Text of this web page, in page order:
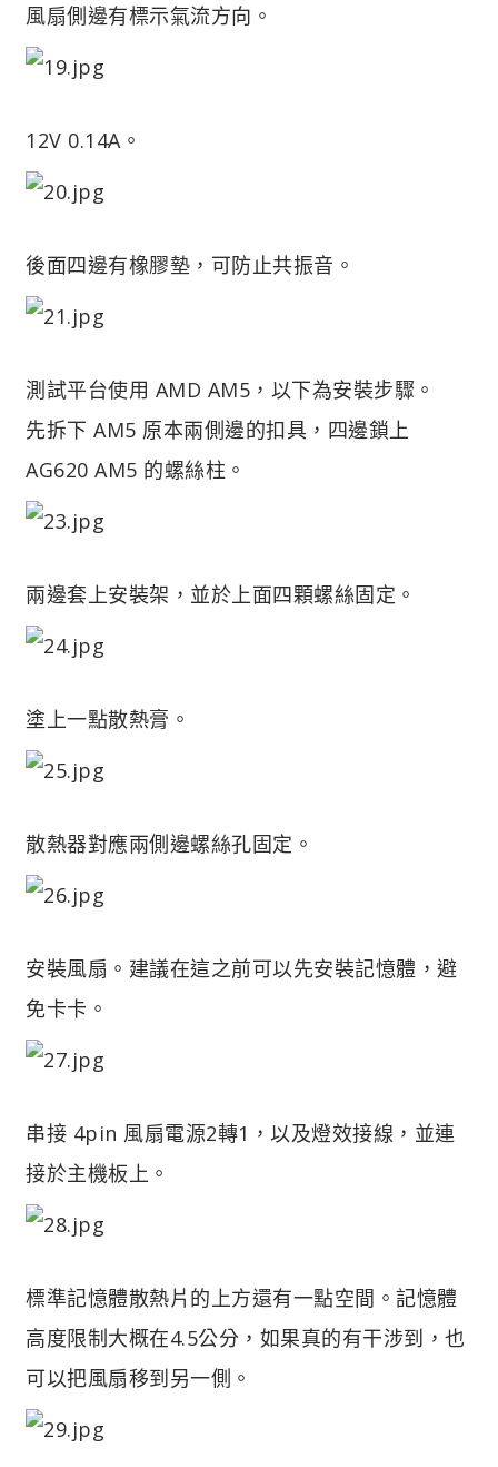
風扇側邊有標示氣流方向。
12V 0.14A。
後面四邊有橡膠墊，可防止共振音。
測試平台使用 AMD AM5，以下為安裝步驟。
先拆下 AM5 原本兩側邊的扣具，四邊鎖上
AG620 AM5 的螺絲柱。
兩邊套上安裝架，並於上面四顆螺絲固定。
塗上一點散熱膏。
散熱器對應兩側邊螺絲孔固定。
安裝風扇。建議在這之前可以先安裝記憶體，避
免卡卡。
串接 4pin 風扇電源2轉1，以及燈效接線，並連
接於主機板上。
標準記憶體散熱片的上方還有一點空間。記憶體
高度限制大概在4.5公分，如果真的有干涉到，也
可以把風扇移到另一側。